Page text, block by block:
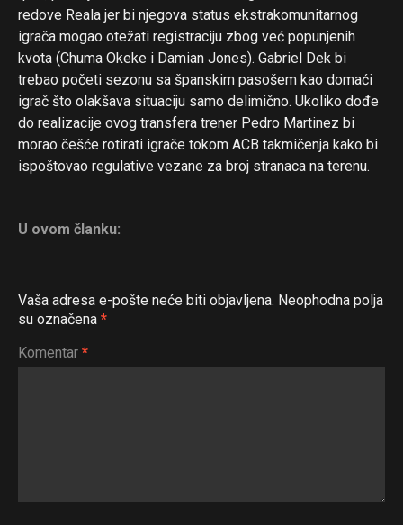
redove Reala jer bi njegova status ekstrakomunitarnog
igrača mogao otežati registraciju zbog već popunjenih
kvota (Chuma Okeke i Damian Jones). Gabriel Dek bi
trebao početi sezonu sa španskim pasošem kao domaći
igrač što olakšava situaciju samo delimično. Ukoliko dođe
do realizacije ovog transfera trener Pedro Martinez bi
morao češće rotirati igrače tokom ACB takmičenja kako bi
ispoštovao regulative vezane za broj stranaca na terenu.
U ovom članku:
Vaša adresa e-pošte neće biti objavljena. Neophodna polja
su označena *
Komentar *